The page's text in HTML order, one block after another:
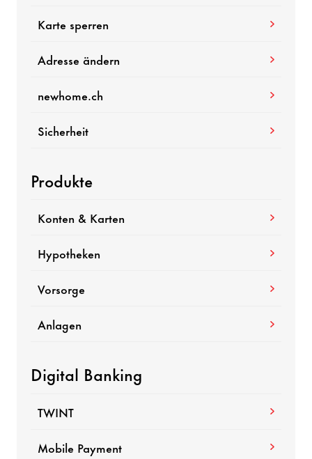
Karte sperren
Adresse ändern
newhome.ch
Sicher­heit
Produkte
Konten & Karten
Hypo­theken
Vorsorge
Anlagen
Digital Banking
TWINT
Mobile Payment